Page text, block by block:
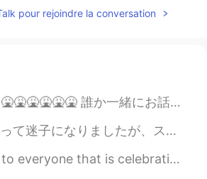
pour rejoindre la conversation
ししましょう！！！！ 🙋🏼‍♂️🙋🏼‍♂️🙋🏼‍♂️🙋🏼‍♂️🙋🏼‍♂️🙋🏼‍♂️🙋🏼‍♂️🙋🏼‍♂️🙋🏼‍♂️🙋🏼‍♂️🙋🏼‍♂️
リーのタオルを発見しました☺️ This was a moment while I was lost, walking around Asakusa,...
it today or was yesterday. I hope you all have a wond...